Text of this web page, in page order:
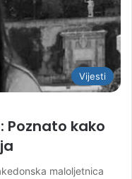
Vijesti
Poznato kako
maloljetnica